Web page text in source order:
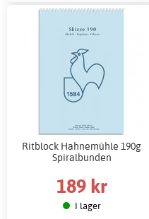
Ritblock Hahnemühle 190g
Spiralbunden
189 kr
I lager